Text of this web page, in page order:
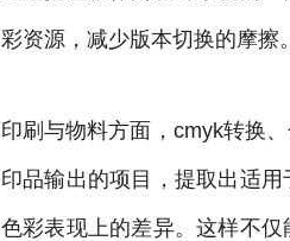
彩资源，减少版本切换的摩擦。
印刷与物料方面，cmyk转换
印品输出的项目，提取出适
色彩表现上的差异。这样不